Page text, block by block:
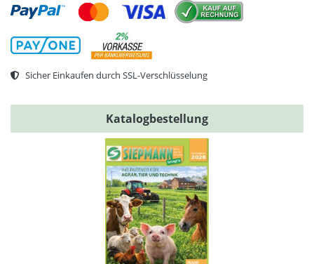
Sicher Einkaufen durch SSL-Verschlüsselung
Katalogbestellung